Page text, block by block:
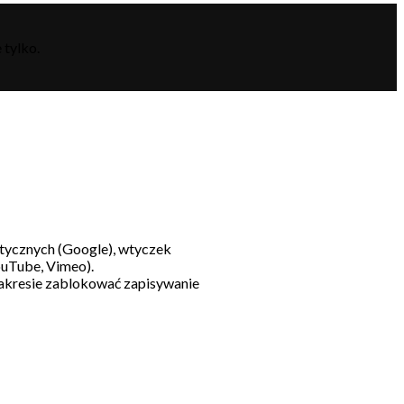
(Google), wtyczek
Vimeo).
zablokować zapisywanie